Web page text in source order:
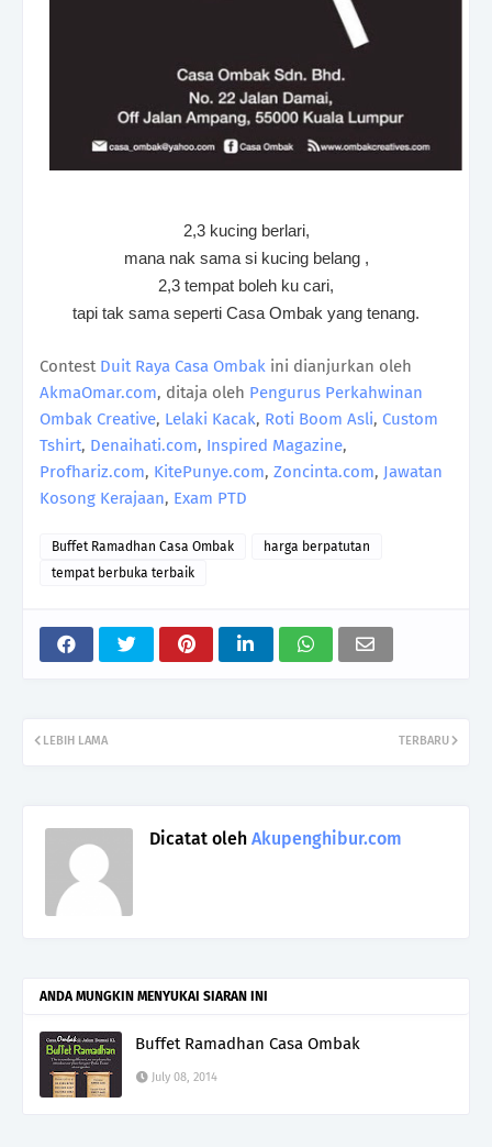
2,3 kucing berlari,
mana nak sama si kucing belang ,
2,3 tempat boleh ku cari,
tapi tak sama seperti Casa Ombak yang tenang.
Contest Duit Raya Casa Ombak ini dianjurkan oleh
AkmaOmar.com, ditaja oleh Pengurus Perkahwinan
Ombak Creative, Lelaki Kacak, Roti Boom Asli, Custom
Tshirt, Denaihati.com, Inspired Magazine,
Profhariz.com, KitePunye.com, Zoncinta.com, Jawatan
Kosong Kerajaan, Exam PTD
Buffet Ramadhan Casa Ombak
harga berpatutan
tempat berbuka terbaik
TERBARU
LEBIH LAMA
Dicatat oleh Akupenghibur.com
ANDA MUNGKIN MENYUKAI SIARAN INI
Buffet Ramadhan Casa Ombak
July 08, 2014